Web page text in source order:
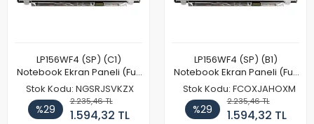
LP156WF4 (SP) (C1)
Notebook Ekran Paneli (Full
HD)
Stok Kodu: NGSRJSVKZX
%29
2.235,46 TL
1.594,32 TL
LP156WF4 (SP) (B1)
Notebook Ekran Paneli (Full
HD)
Stok Kodu: FCOXJAHOXM
%29
2.235,46 TL
1.594,32 TL